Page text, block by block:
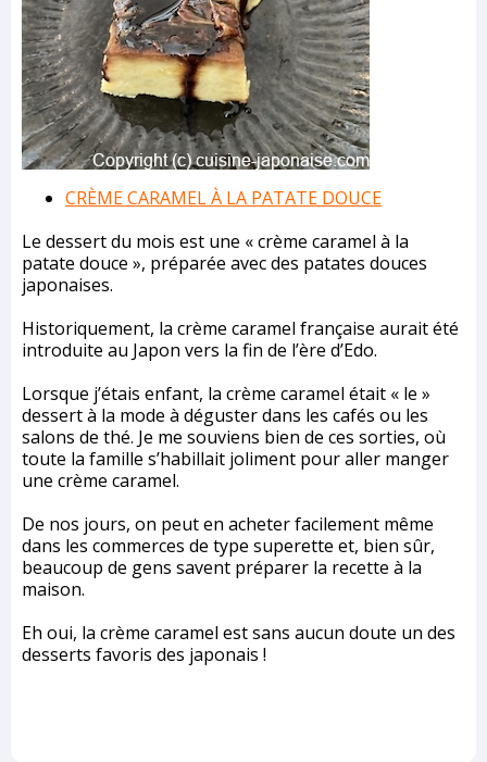
CRÈME CARAMEL À LA PATATE DOUCE
Le dessert du mois est une « crème caramel à la
patate douce », préparée avec des patates douces
japonaises.
Historiquement, la crème caramel française aurait été
introduite au Japon vers la fin de l’ère d’Edo.
Lorsque j’étais enfant, la crème caramel était « le »
dessert à la mode à déguster dans les cafés ou les
salons de thé. Je me souviens bien de ces sorties, où
toute la famille s’habillait joliment pour aller manger
une crème caramel.
De nos jours, on peut en acheter facilement même
dans les commerces de type superette et, bien sûr,
beaucoup de gens savent préparer la recette à la
maison.
Eh oui, la crème caramel est sans aucun doute un des
desserts favoris des japonais !